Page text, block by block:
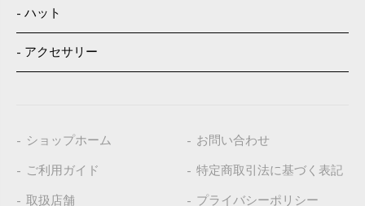
ハット
アクセサリー
ショップホーム
ご利用ガイド
取扱店舗
お問い合わせ
特定商取引法に基づく表記
プライバシーポリシー